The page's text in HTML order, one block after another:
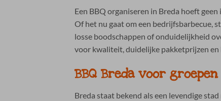
Een BBQ organiseren in Breda hoeft
Of het nu gaat om een bedrijfsbarbecue,
losse boodschappen of onduidelijkheid
voor kwaliteit, duidelijke pakketprijzen en
BBQ Breda voor
Breda staat bekend als een levendige